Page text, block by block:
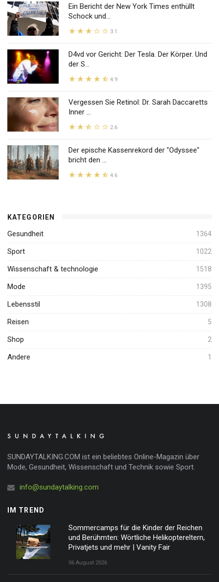
Ein Bericht der New York Times enthüllt
Schock und...
3.1
D4vd vor Gericht: Der Tesla. Der Körper. Und
der S...
4.9
Vergessen Sie Retinol: Dr. Sarah Daccaretts
Inner ...
2.6
Der epische Kassenrekord der "Odyssee"
bricht den ...
4.6
KATEGORIEN
Gesundheit 1364
Sport 1022
Wissenschaft & technologie 1518
Mode 1395
Lebensstil 1308
Reisen 5
Shop 2
Andere 1
SUNDAYTALKING.COM ist ein beliebtes Online-Magazin über
Mode, Gesundheit, Wissenschaft und Technik sowie Sport.
info@sundaytalking.com
IM TREND
Sommercamps für die Kinder der Reichen
und Berühmten: Wörtliche Helikoptereltern,
Privatjets und mehr | Vanity Fair
06 August 2026